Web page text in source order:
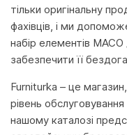
тільки оригінальну
фахівців, і ми
набір елементів
забезпечити її
Furniturka – це
рівень
нашому каталозі